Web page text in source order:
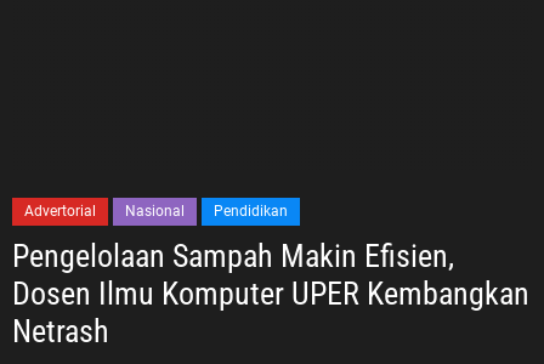
Advertorial Nasional Pendidikan
Pengelolaan Sampah Makin Efisien,
Dosen Ilmu Komputer UPER Kembangkan
Netrash